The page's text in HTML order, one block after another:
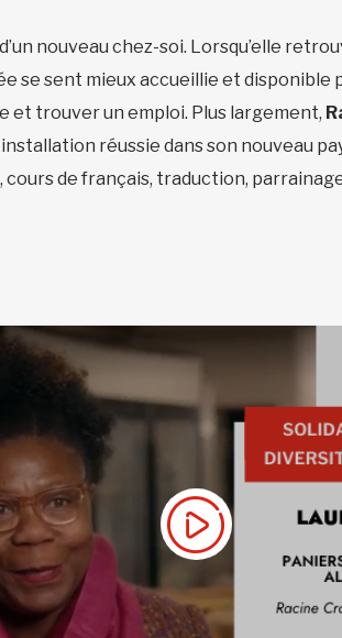
nouveau chez-soi. Lorsqu’elle
se sent mieux accueillie et disponible
et trouver un emploi. Plus largement,
réussie dans son nouveau
de français, traduction,